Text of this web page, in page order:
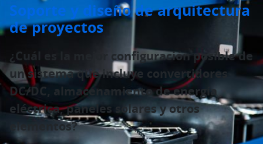
Soporte y diseño de arquitectura
de proyectos
¿Cuál es la mejor configuración posible de
un sistema que incluye convertidores
DC/DC, almacenamiento de energía
eléctrica, paneles solares y otros
elementos?